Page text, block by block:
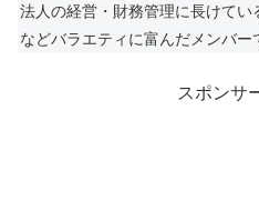
法人の経営・財務管理に長けて
などバラエティに富んだメンバー
スポンサ